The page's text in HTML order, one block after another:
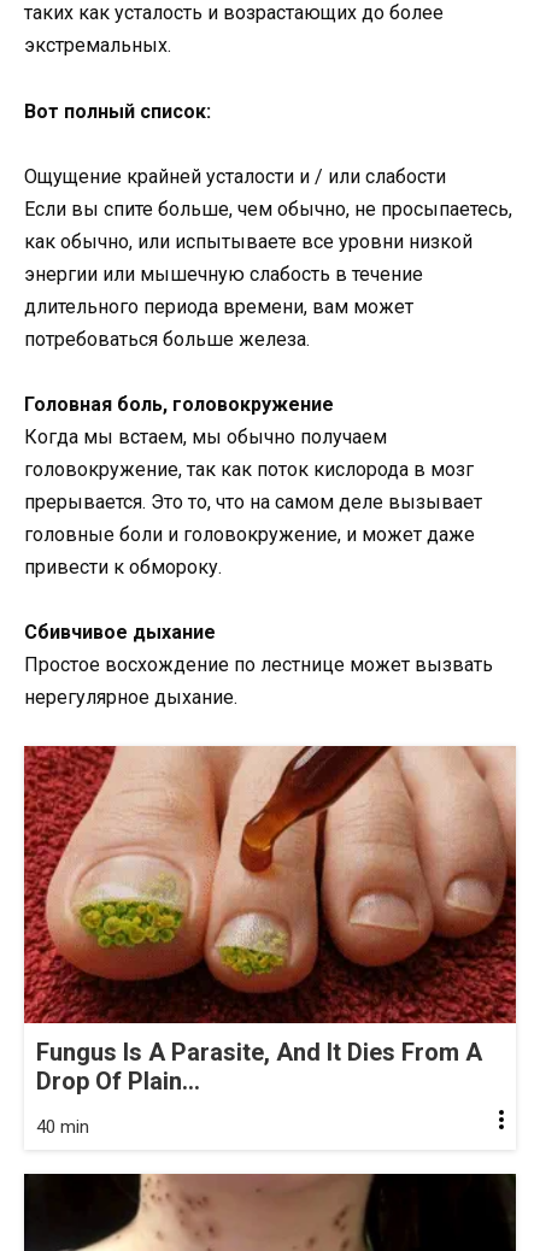
таких как усталость и возрастающих до более
экстремальных.
Вот полный список:
Ощущение крайней усталости и / или слабости
Если вы спите больше, чем обычно, не просыпаетесь,
как обычно, или испытываете все уровни низкой
энергии или мышечную слабость в течение
длительного периода времени, вам может
потребоваться больше железа.
Головная боль, головокружение
Когда мы встаем, мы обычно получаем
головокружение, так как поток кислорода в мозг
прерывается. Это то, что на самом деле вызывает
головные боли и головокружение, и может даже
привести к обмороку.
Сбивчивое дыхание
Простое восхождение по лестнице может вызвать
нерегулярное дыхание.
Fungus Is A Parasite, And It Dies From A
Drop Of Plain...
40 min